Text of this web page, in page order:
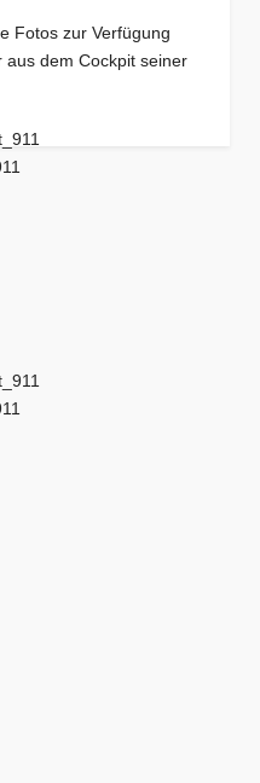
Fotos zur Verfügung
aus dem Cockpit seiner